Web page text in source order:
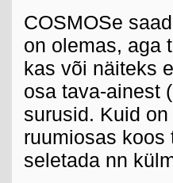
COSMOSe
on olemas, aga
kas või näiteks
osa tava-ainest
surusid. Kuid
ruumiosas koos
seletada nn